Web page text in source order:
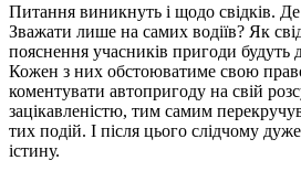
Питання виникнуть і щодо свідків.
Зважати лише на самих водіїв? Як
пояснення учасників пригоди будуть
Кожен з них обстоюватиме свою
коментувати автопригоду на свій
зацікавленістю, тим самим
тих подій. І після цього слідчому
істину.